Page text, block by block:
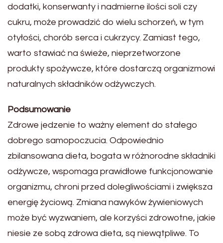
dodatki, konserwanty i nadmierne ilości soli czy
cukru, może prowadzić do wielu schorzeń, w tym
otyłości, chorób serca i cukrzycy. Zamiast tego,
warto stawiać na świeże, nieprzetworzone
produkty spożywcze, które dostarczą organizmowi
naturalnych składników odżywczych.
Podsumowanie
Zdrowe jedzenie to ważny element do stałego
dobrego samopoczucia. Odpowiednio
zbilansowana dieta, bogata w różnorodne składniki
odżywcze, wspomaga prawidłowe funkcjonowanie
organizmu, chroni przed dolegliwościami i zwiększa
energię życiową. Zmiana nawyków żywieniowych
może być wyzwaniem, ale korzyści zdrowotne, jakie
niesie ze sobą zdrowa dieta, są niewątpliwe. To